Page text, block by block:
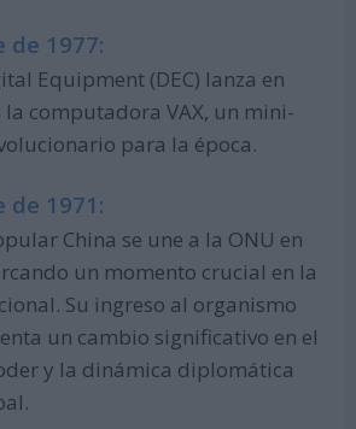
de 1977:
Equipment (DEC) lanza en
la computadora VAX, un mini-
para la época.
de 1971:
China se une a la ONU en
un momento crucial en la
Su ingreso al organismo
un cambio significativo en el
y la dinámica diplomática